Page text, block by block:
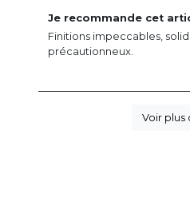
Je recommande cet
Finitions impeccables,
précautionneux.
Voir plus